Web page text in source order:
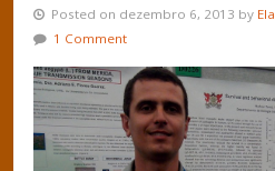
Posted on dezembro 6, 2013 by
1 Comment